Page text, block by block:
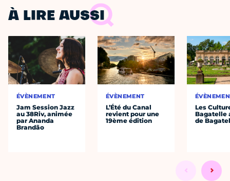
À LIRE AUSSI
ÉVÈNEMENT
Jam Session Jazz
au 38Riv, animée
par Ananda
Brandão
ÉVÈNEMENT
L’Été du Canal
revient pour une
19ème édition
Les
Bagatelle
de